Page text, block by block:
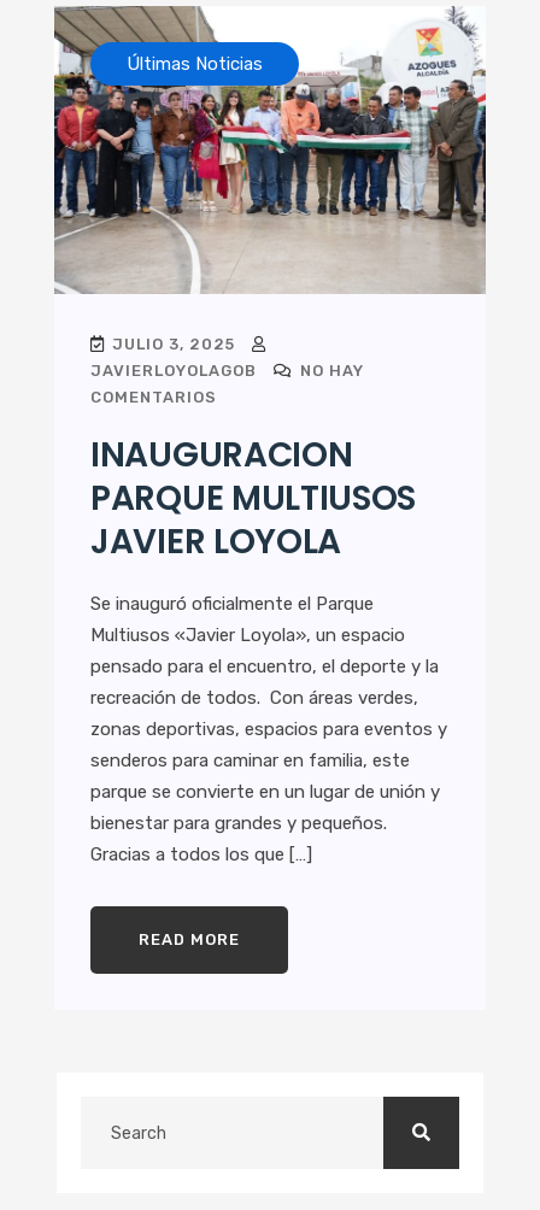
Últimas Noticias
JULIO 3, 2025
JAVIERLOYOLAGOB
NO HAY
COMENTARIOS
INAUGURACION
PARQUE MULTIUSOS
JAVIER LOYOLA
Se inauguró oficialmente el Parque
Multiusos «Javier Loyola», un espacio
pensado para el encuentro, el deporte y la
recreación de todos. Con áreas verdes,
zonas deportivas, espacios para eventos y
senderos para caminar en familia, este
parque se convierte en un lugar de unión y
bienestar para grandes y pequeños.
Gracias a todos los que […]
READ MORE